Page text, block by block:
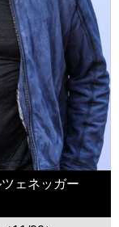
ェネッガー